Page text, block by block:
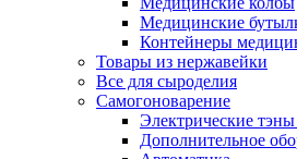
Медицинские
Контейнеры
Товары из нержавейки
Все для сыроделия
Самогоноварение
Электрические
Дополнительное